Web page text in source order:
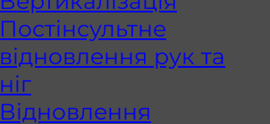
Постінсультне
відновлення рук та
ніг
Відновлення